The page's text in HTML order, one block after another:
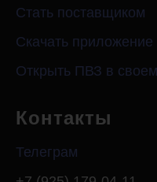
Стать поставщиком
Скачать приложение
Открыть ПВЗ в
Контакты
Телеграм